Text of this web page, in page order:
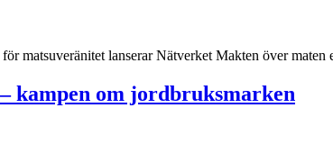
matsuveränitet lanserar Nätverket Makten över
kampen om jordbruksmarken